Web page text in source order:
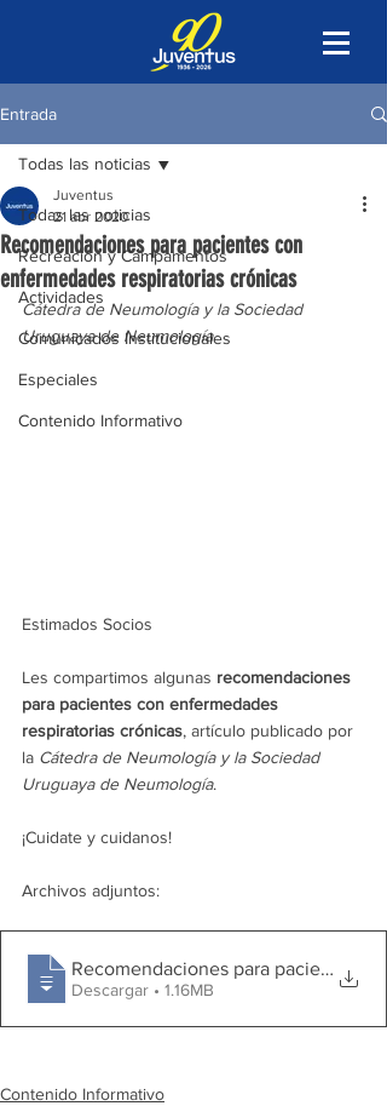
Entrada
Todas las noticias
Recreación y Campamentos
Actividades
Comunicados Institucionales
Especiales
Contenido Informativo
Todas las noticias
Recomendaciones para pacientes con
enfermedades respiratorias crónicas
Juventus
21 abr 2020
Cátedra de Neumología y la Sociedad
Uruguaya de Neumología
Estimados Socios
Les compartimos algunas recomendaciones
para pacientes con enfermedades
respiratorias crónicas, artículo publicado por
la Cátedra de Neumología y la Sociedad
Uruguaya de Neumología.
¡Cuidate y cuidanos!
Archivos adjuntos:
Recomendaciones para pacientes
Descargar • 1.16MB
Contenido Informativo